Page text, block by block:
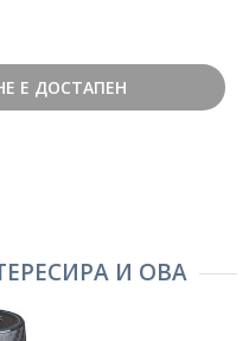
Е ДОСТАПЕН
И ОВА